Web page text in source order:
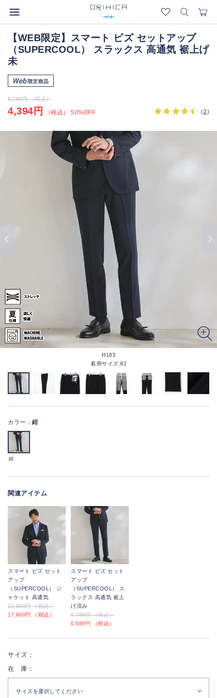
【WEB限定】スマート ビズ セットアップ
（SUPERCOOL） スラックス 高通気 裾上げ
未
8,789円 （税込）
4,394円 （税込） 50%OFF (2)
H183
着用サイズ:82
カラー： 紺
紺
関連アイテム
スマート ビズ セット
アップ
（SUPERCOOL） ジ
ャケット 高通気
21,890円 （税込）
17,600円 （税込）
スマート ビズ セット
アップ
（SUPERCOOL） ス
ラックス 高通気 裾上
げ済み
8,789円 （税込）
6,589円 （税込）
サイズ：
在 庫：
サイズを選択してください